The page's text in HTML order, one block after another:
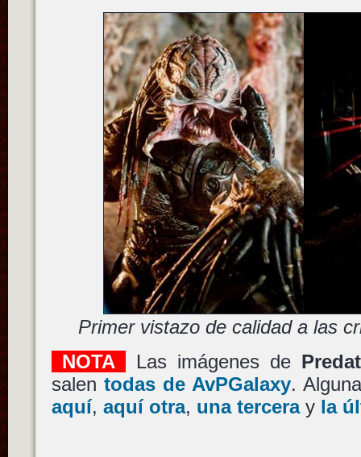
Primer vistazo de calidad a las
NOTA
Las imágenes de
salen todas de AvPGalaxy.
aquí, aquí otra, una terceray la